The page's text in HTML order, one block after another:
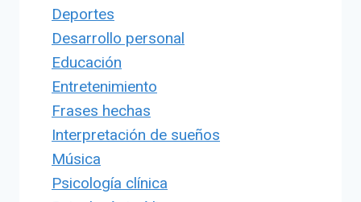
Deportes
Desarrollo personal
Educación
Entretenimiento
Frases hechas
Interpretación de sueños
Música
Psicología clínica